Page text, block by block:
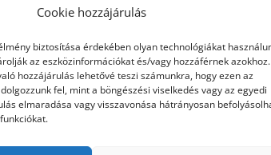
Cookie hozzájárulás
biztosítása érdekében olyan technológiákat
az eszközinformációkat és/vagy hozzáférnek azokhoz.
hozzájárulás lehetővé teszi számunkra, hogy ezen az
fel, mint a böngészési viselkedés vagy az egyedi
elmaradása vagy visszavonása hátrányosan